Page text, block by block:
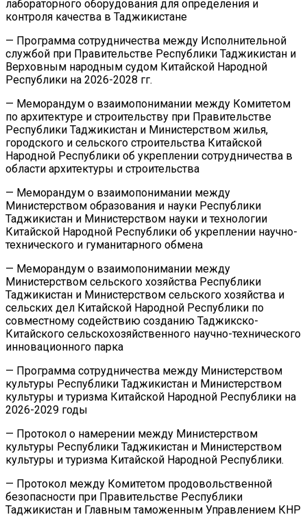
лабораторного оборудования для определения и
контроля качества в Таджикистане
— Программа сотрудничества между Исполнительной
службой при Правительстве Республики Таджикистан и
Верховным народным судом Китайской Народной
Республики на 2026-2028 гг.
— Меморандум о взаимопонимании между Комитетом
по архитектуре и строительству при Правительстве
Республики Таджикистан и Министерством жилья,
городского и сельского строительства Китайской
Народной Республики об укреплении сотрудничества в
области архитектуры и строительства
— Меморандум о взаимопонимании между
Министерством образования и науки Республики
Таджикистан и Министерством науки и технологии
Китайской Народной Республики об укреплении научно-
технического и гуманитарного обмена
— Меморандум о взаимопонимании между
Министерством сельского хозяйства Республики
Таджикистан и Министерством сельского хозяйства и
сельских дел Китайской Народной Республики по
совместному содействию созданию Таджикско-
Китайского сельскохозяйственного научно-технического
инновационного парка
— Программа сотрудничества между Министерством
культуры Республики Таджикистан и Министерством
культуры и туризма Китайской Народной Республики на
2026-2029 годы
— Протокол о намерении между Министерством
культуры Республики Таджикистан и Министерством
культуры и туризма Китайской Народной Республики.
— Протокол между Комитетом продовольственной
безопасности при Правительстве Республики
Таджикистан и Главным таможенным Управлением КНР